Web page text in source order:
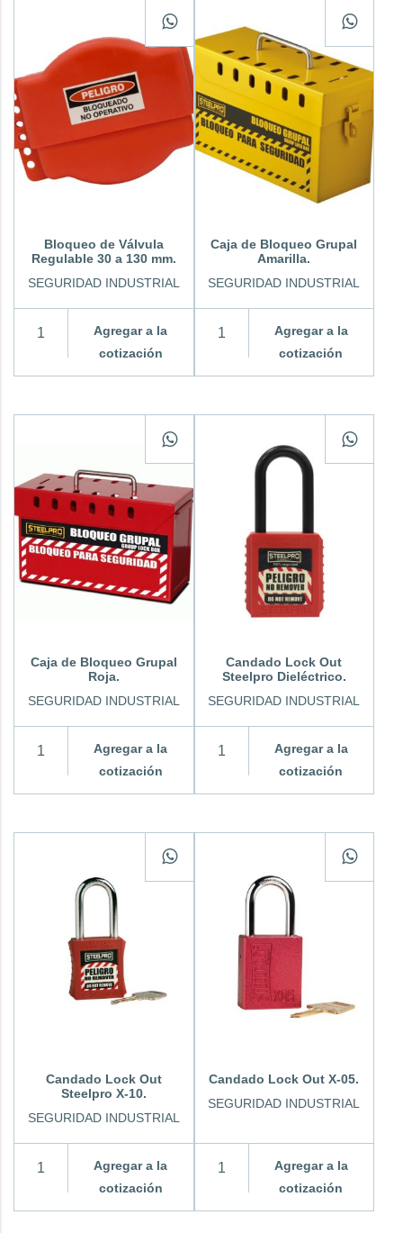
Bloqueo de Válvula
Regulable 30 a 130 mm.
SEGURIDAD INDUSTRIAL
Agregar a la
cotización
Caja de Bloqueo Grupal
Amarilla.
SEGURIDAD INDUSTRIAL
Agregar a la
cotización
Caja de Bloqueo Grupal
Roja.
SEGURIDAD INDUSTRIAL
Agregar a la
cotización
Candado Lock Out
Steelpro Dieléctrico.
SEGURIDAD INDUSTRIAL
Agregar a la
cotización
Candado Lock Out
Steelpro X-10.
SEGURIDAD INDUSTRIAL
Agregar a la
cotización
Candado Lock Out X-05.
SEGURIDAD INDUSTRIAL
Agregar a la
cotización